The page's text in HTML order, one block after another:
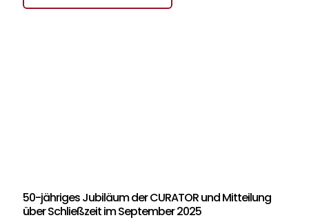
50-jähriges Jubiläum der CURATOR und Mitteilung
über Schließzeit im September 2025